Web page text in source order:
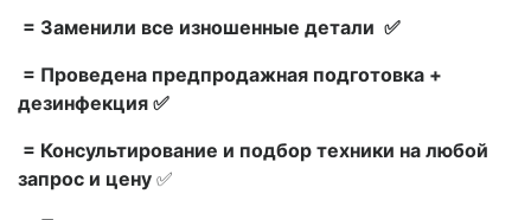
= Заменили все изношенные детали ✅
= Проведена предпродажная подготовка +
дезинфекция ✅
= Консультирование и подбор техники на любой
запрос и цену ✅